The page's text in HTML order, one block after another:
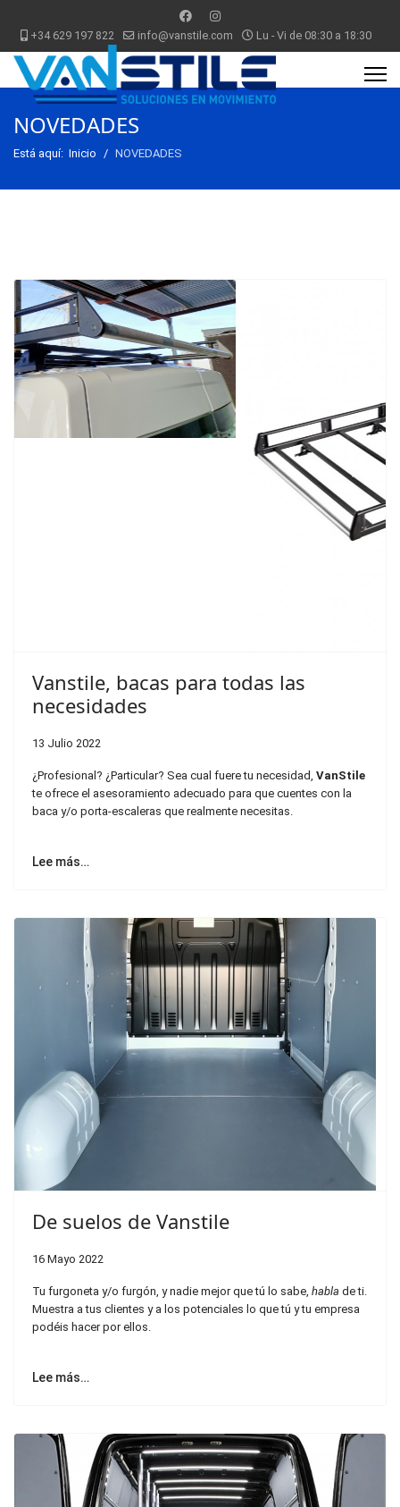
+34 629 197 822 info@vanstile.com Lu - Vi de 08:30 a 18:30
NOVEDADES
Está aquí: Inicio NOVEDADES
Vanstile, bacas para todas las
necesidades
13 Julio 2022
¿Profesional? ¿Particular? Sea cual fuere tu necesidad, VanStile
te ofrece el asesoramiento adecuado para que cuentes con la
baca y/o porta-escaleras que realmente necesitas.
Lee más…
De suelos de Vanstile
16 Mayo 2022
Tu furgoneta y/o furgón, y nadie mejor que tú lo sabe, habla de ti.
Muestra a tus clientes y a los potenciales lo que tú y tu empresa
podéis hacer por ellos.
Lee más…